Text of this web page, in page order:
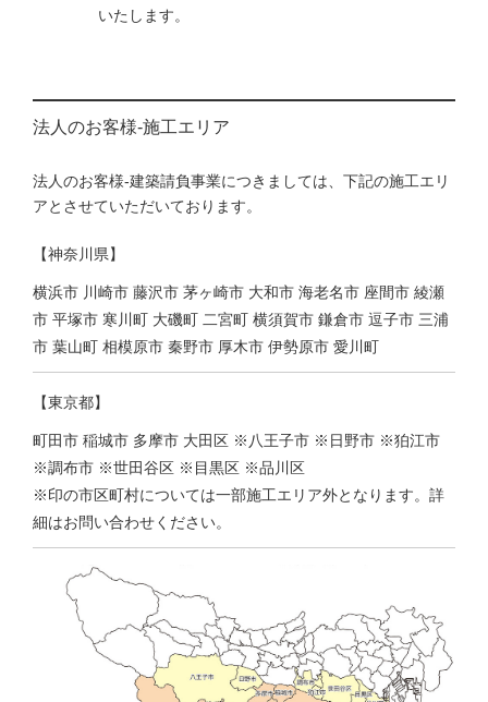
いたします。
法人のお客様-施工エリア
法人のお客様-建築請負事業につきましては、下記の施工エリ
アとさせていただいております。
【神奈川県】
横浜市 川崎市 藤沢市 茅ヶ崎市 大和市 海老名市 座間市 綾瀬
市 平塚市 寒川町 大磯町 二宮町 横須賀市 鎌倉市 逗子市 三浦
市 葉山町 相模原市 秦野市 厚木市 伊勢原市 愛川町
【東京都】
町田市 稲城市 多摩市 大田区 ※八王子市 ※日野市 ※狛江市
※調布市 ※世田谷区 ※目黒区 ※品川区
※印の市区町村については一部施工エリア外となります。詳
細はお問い合わせください。